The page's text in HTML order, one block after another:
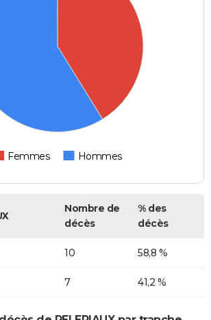
Femmes Hommes
Nombre de
décès
% des
décès
10 58,8 %
7 41,2 %